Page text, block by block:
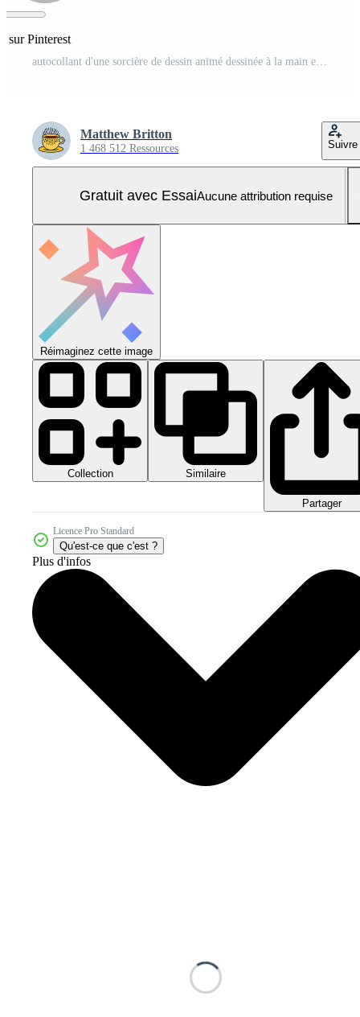
sur Pinterest
autocollant d'une sorcière de dessin animé dessinée à la main excentrique Vecteur Pro et SVG Pro
Matthew Britton
1 468 512 Ressources Suivre
Gratuit avec EssaiAucune attribution requise
Réimaginez cette image
Collection Similaire
Partager
Licence Pro Standard
Qu'est-ce que c'est ?
Plus d'infos